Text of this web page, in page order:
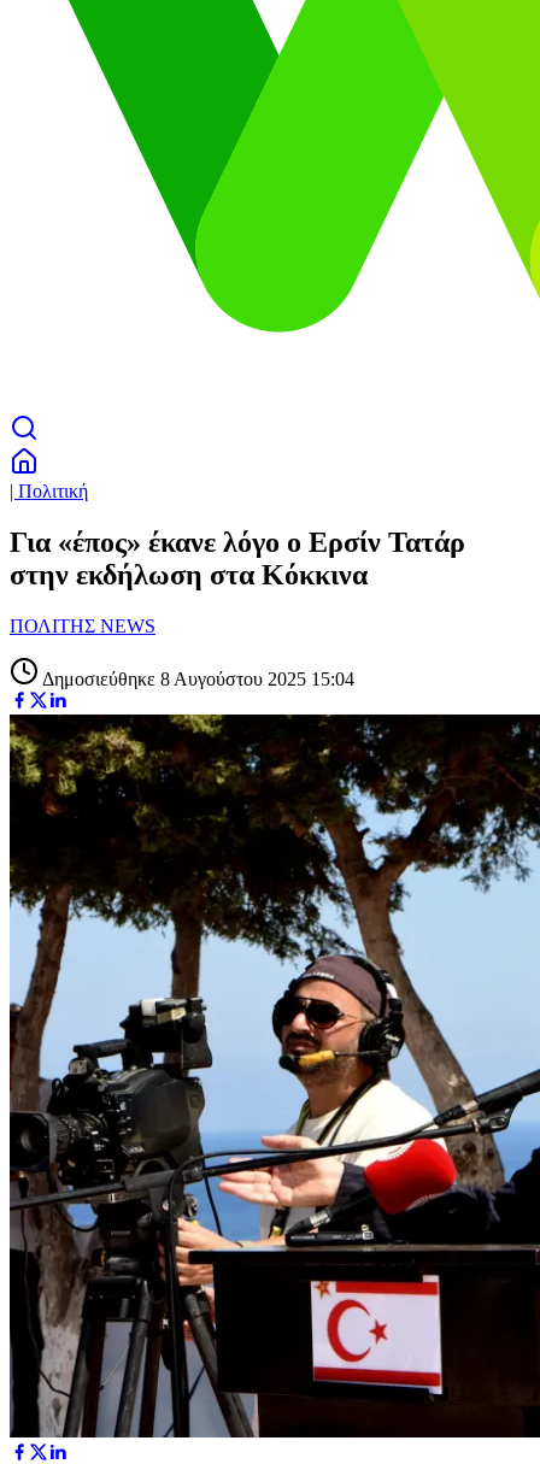
| Πολιτική
Για «έπος» έκανε λόγο ο Ερσίν Τατάρ
στην εκδήλωση στα Κόκκινα
ΠΟΛΙΤΗΣ NEWS
Δημοσιεύθηκε 8 Αυγούστου 2025 15:04